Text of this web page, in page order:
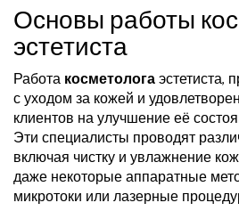
Основы работы
эстетиста
Работакосметологаэстетиста,
с уходом за кожей и
клиентов на улучшение её
Эти специалисты проводят
включая чистку и увлажнение
даже некоторые аппаратные
микротоки или лазерные